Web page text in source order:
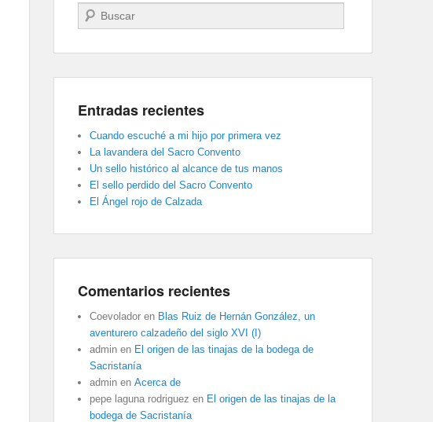
Buscar
Entradas recientes
Cuando escuché a mi hijo por primera vez
La lavandera del Sacro Convento
Un sello histórico al alcance de tus manos
El sello perdido del Sacro Convento
El Ángel rojo de Calzada
Comentarios recientes
Coevolador en Blas Ruiz de Hernán González, un
aventurero calzadeño del siglo XVI (I)
admin en El origen de las tinajas de la bodega de
Sacristanía
admin en Acerca de
pepe laguna rodriguez en El origen de las tinajas de la
bodega de Sacristanía